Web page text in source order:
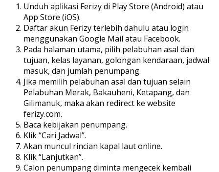
Unduh aplikasi Ferizy di Play Store (Android) atau
App Store (iOS).
Daftar akun Ferizy terlebih dahulu atau login
menggunakan Google Mail atau Facebook.
Pada halaman utama, pilih pelabuhan asal dan
tujuan, kelas layanan, golongan kendaraan, jadwal
masuk, dan jumlah penumpang.
Jika memilih pelabuhan asal dan tujuan selain
Pelabuhan Merak, Bakauheni, Ketapang, dan
Gilimanuk, maka akan redirect ke website
ferizy.com.
Baca kebijakan penumpang.
Klik “Cari Jadwal”.
Akan muncul rincian kapal laut online.
Klik “Lanjutkan”.
Calon penumpang diminta mengecek kembali